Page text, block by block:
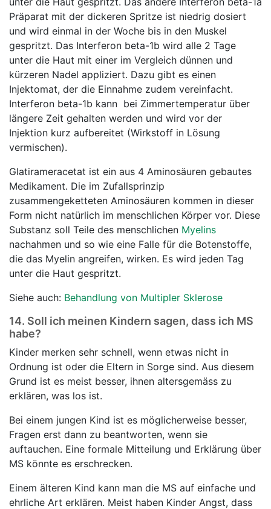
Präparat mit der dickeren Spritze ist niedrig dosiert
und wird einmal in der Woche bis in den Muskel
gespritzt. Das Interferon beta-1b wird alle 2 Tage
unter die Haut mit einer im Vergleich dünnen und
kürzeren Nadel appliziert. Dazu gibt es einen
Injektomat, der die Einnahme zudem vereinfacht.
Interferon beta-1b kann bei Zimmertemperatur über
längere Zeit gehalten werden und wird vor der
Injektion kurz aufbereitet (Wirkstoff in Lösung
vermischen).
Glatirameracetat ist ein aus 4 Aminosäuren gebautes
Medikament. Die im Zufallsprinzip
zusammengeketteten Aminosäuren kommen in dieser
Form nicht natürlich im menschlichen Körper vor. Diese
Substanz soll Teile des menschlichen Myelins
nachahmen und so wie eine Falle für die Botenstoffe,
die das Myelin angreifen, wirken. Es wird jeden Tag
unter die Haut gespritzt.
Siehe auch: Behandlung von Multipler Sklerose
14. Soll ich meinen Kindern sagen, dass ich MS
habe?
Kinder merken sehr schnell, wenn etwas nicht in
Ordnung ist oder die Eltern in Sorge sind. Aus diesem
Grund ist es meist besser, ihnen altersgemäss zu
erklären, was los ist.
Bei einem jungen Kind ist es möglicherweise besser,
Fragen erst dann zu beantworten, wenn sie
auftauchen. Eine formale Mitteilung und Erklärung über
MS könnte es erschrecken.
Einem älteren Kind kann man die MS auf einfache und
ehrliche Art erklären. Meist haben Kinder Angst, dass